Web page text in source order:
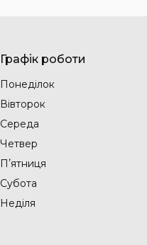
Графік роботи
Понеділок
Вівторок
Середа
Четвер
Пʼятниця
Субота
Неділя